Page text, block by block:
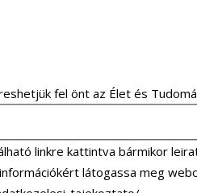
fel önt az Élet és
linkre kattintva bármikor
látogassa meg